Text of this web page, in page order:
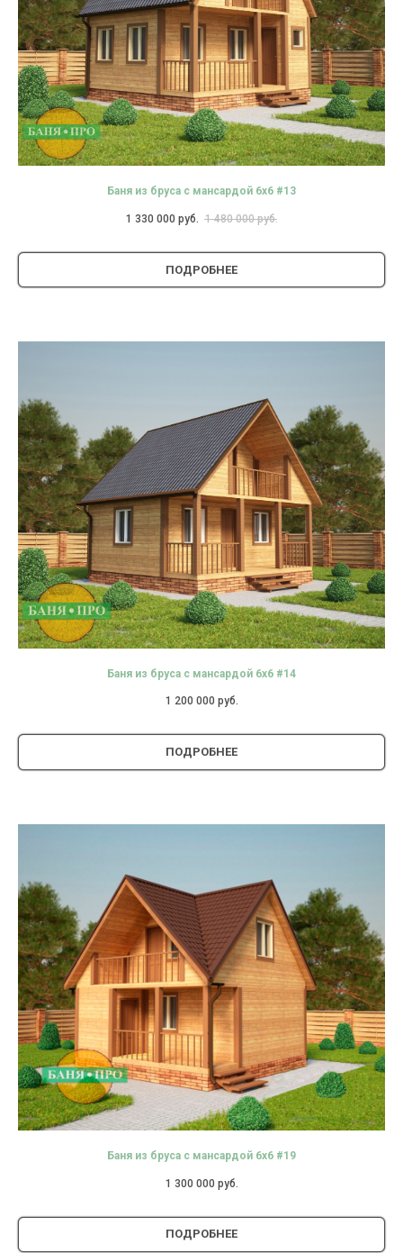
Баня из бруса с мансардой 6х6 #13
1 330 000 руб. 1 480 000 руб.
ПОДРОБНЕЕ
Баня из бруса с мансардой 6х6 #14
1 200 000 руб.
ПОДРОБНЕЕ
Баня из бруса с мансардой 6х6 #19
1 300 000 руб.
ПОДРОБНЕЕ